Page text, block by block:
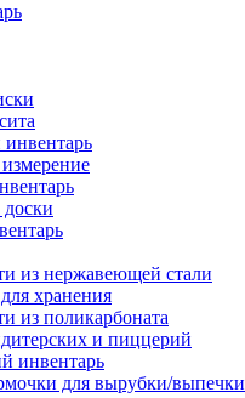
из нержавеющей стали
хранения
из поликарбоната
и пиццерий
инвентарь
для вырубки/выпечки